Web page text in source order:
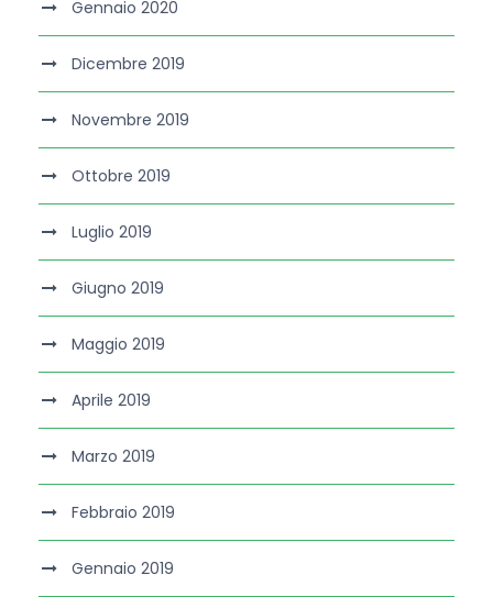
Gennaio 2020
Dicembre 2019
Novembre 2019
Ottobre 2019
Luglio 2019
Giugno 2019
Maggio 2019
Aprile 2019
Marzo 2019
Febbraio 2019
Gennaio 2019